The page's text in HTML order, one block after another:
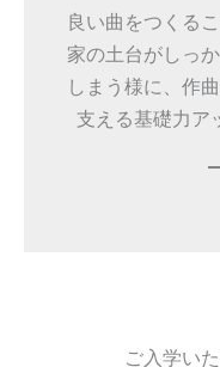
良い曲をつくる
家の土台がしっ
しまう様に、作
支える基礎力ア
ご入学い